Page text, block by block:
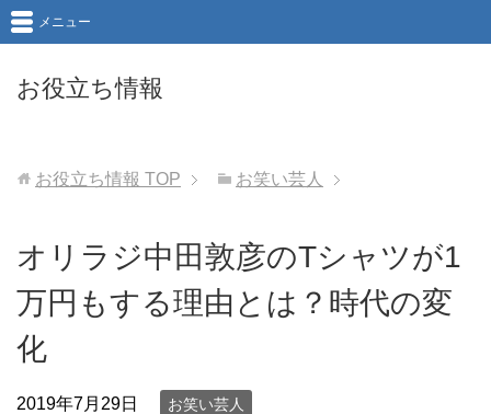
お役立ち情報
メニュー
お役立ち情報 TOP お笑い芸人
オリラジ中田敦彦のTシャツが1
万円もする理由とは？時代の変
化
2019年7月29日 お笑い芸人